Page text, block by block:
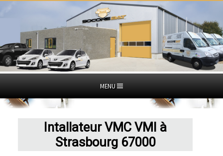
MENU
Intallateur VMC VMI à
Strasbourg 67000